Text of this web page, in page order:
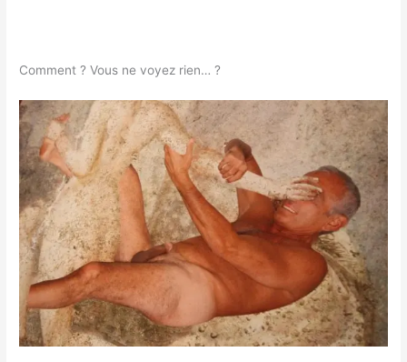
Comment ? Vous ne voyez rien… ?